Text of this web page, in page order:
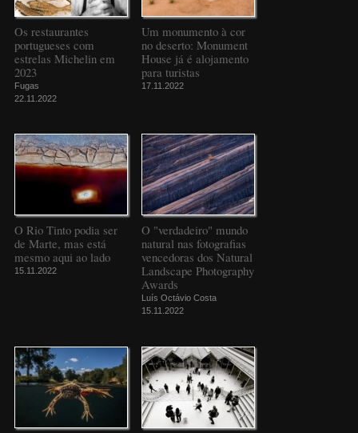
Os restaurantes
portugueses com
estrelas Michelin em
2023
Fugas
22.11.2022
Um monumento à cor
no deserto: Monument
House já é alojamento
para turistas
17.11.2022
O Rio Tinto podia ser
de Marte, mas está
mesmo aqui ao lado
15.11.2022
O "verdadeiro" mundo
natural nas fotografias
vencedoras dos Natural
Landscape Photography
Awards
Luís Octávio Costa
15.11.2022